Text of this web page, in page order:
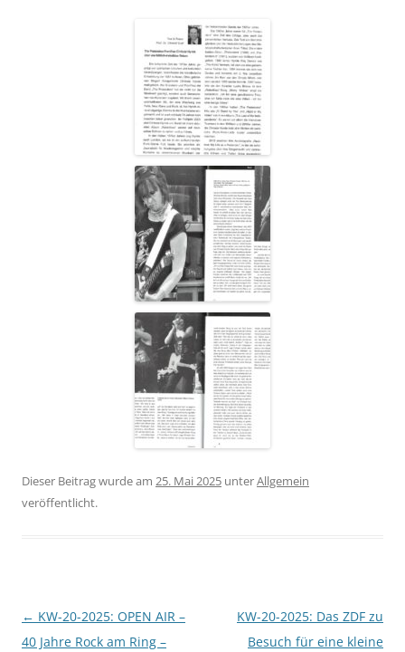
Dieser Beitrag wurde am 25. Mai 2025 unterAllgemein
veröffentlicht.
Beitragsnavigation
← KW-20-2025: OPEN AIR –
40 Jahre Rock am Ring –
KW-20-2025: Das ZDF zu
Besuch für eine kleine